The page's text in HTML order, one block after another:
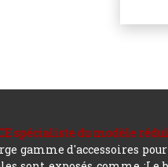
spécialiste du modèle
gamme d'accessoires